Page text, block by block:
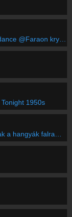
@Faraon krystian
1950s
falramászni?